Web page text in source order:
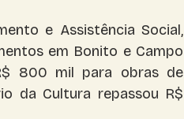
e Assistência Social,
em Bonito e Campo
800 mil para obras de
da Cultura repassou R$